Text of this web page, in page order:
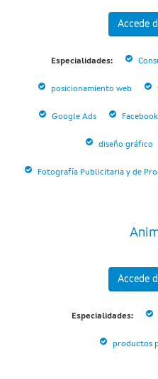
Accede
Especialidades:
posicionamiento web
Google Ads
diseño gráfico
Fotografía Publicitaria y de
Accede
Especialidades:
productos